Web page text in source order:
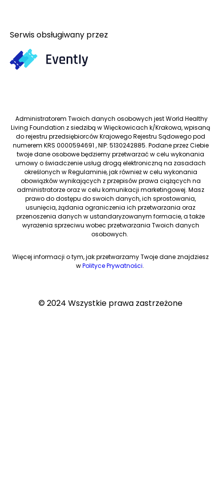
Serwis obsługiwany przez
Administratorem Twoich danych osobowych jest World Healthy
Living Foundation z siedzibą w Więckowicach k/Krakowa, wpisaną
do rejestru przedsiębiorców Krajowego Rejestru Sądowego pod
numerem KRS 0000594691 , NIP: 5130242885. Podane przez Ciebie
twoje dane osobowe będziemy przetwarzać w celu wykonania
umowy o świadczenie usług drogą elektroniczną na zasadach
określonych w Regulaminie, jak również w celu wykonania
obowiązków wynikających z przepisów prawa ciążących na
administratorze oraz w celu komunikacji marketingowej. Masz
prawo do dostępu do swoich danych, ich sprostowania,
usunięcia, żądania ograniczenia ich przetwarzania oraz
przenoszenia danych w ustandaryzowanym formacie, a także
wyrażenia sprzeciwu wobec przetwarzania Twoich danych
osobowych.
Więcej informacji o tym, jak przetwarzamy Twoje dane znajdziesz
wPolityce Prywatności.
© 2024 Wszystkie prawa zastrzeżone